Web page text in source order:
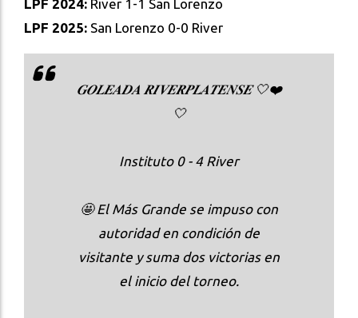
LPF 2024: River 1-1 San Lorenzo
LPF 2025: San Lorenzo 0-0 River
𝑮𝑶𝑳𝑬𝑨𝑫𝑨 𝑹𝑰𝑽𝑬𝑹𝑷𝑳𝑨𝑻𝑬𝑵𝑺𝑬 🤍❤️
🤍
Instituto 0 - 4 River
🤩 El Más Grande se impuso con
autoridad en condición de
visitante y suma dos victorias en
el inicio del torneo.